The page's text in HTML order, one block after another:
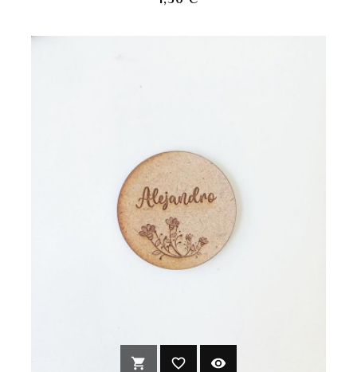
shopping_cart favorite_border visibility